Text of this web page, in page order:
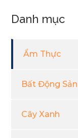
Danh mục
Ẩm Thực
Bất Động Sản
Cây Xanh